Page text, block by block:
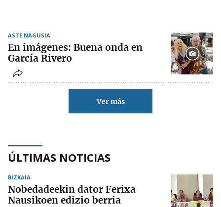
ASTE NAGUSIA
En imágenes: Buena onda en
García Rivero
Ver más
ÚLTIMAS NOTICIAS
BIZKAIA
Nobedadeekin dator Ferixa
Nausikoen edizio berria